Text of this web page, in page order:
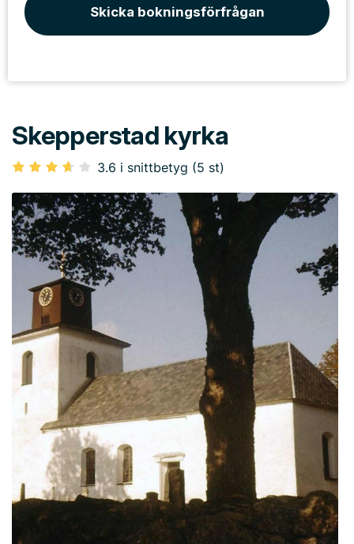
Skicka bokningsförfrågan
Skepperstad kyrka
3.6 i snittbetyg (5 st)